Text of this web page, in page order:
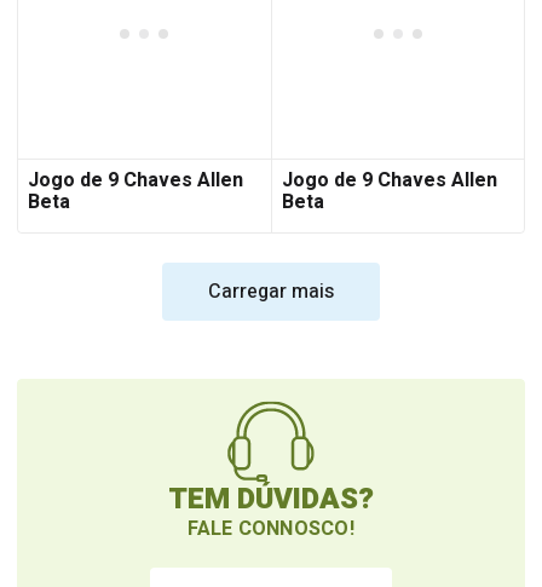
Jogo de 9 Chaves Allen
Beta
Jogo de 9 Chaves Allen
Beta
Carregar mais
TEM DÚVIDAS?
FALE CONNOSCO!